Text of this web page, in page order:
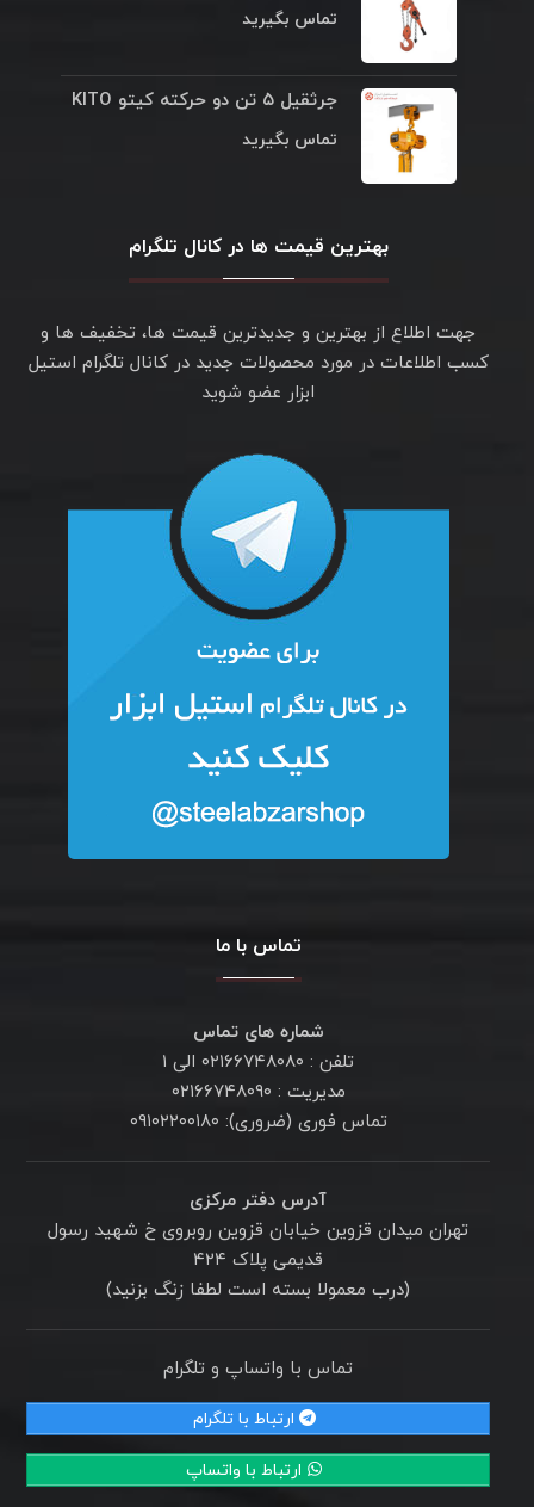
تماس بگیرید
جرثقیل ۵ تن دو حرکته کیتو KITO
تماس بگیرید
بهترین قیمت ها در کانال تلگرام
جهت اطلاع از بهترین و جدیدترین قیمت ها، تخفیف ها و
کسب اطلاعات در مورد محصولات جدید در کانال تلگرام استیل
ابزار عضو شوید
تماس با ما
شماره های تماس
تلفن : ۰۲۱۶۶۷۴۸۰۸۰ الی ۱
مدیریت : ۰۲۱۶۶۷۴۸۰۹۰
تماس فوری (ضروری): ۰۹۱۰۲۲۰۰۱۸۰
آدرس دفتر مرکزی
تهران میدان قزوین خیابان قزوین روبروی خ شهید رسول
قدیمی پلاک ۴۲۴
(درب معمولا بسته است لطفا زنگ بزنید)
تماس با واتساپ و تلگرام
ارتباط با تلگرام
ارتباط با واتساپ